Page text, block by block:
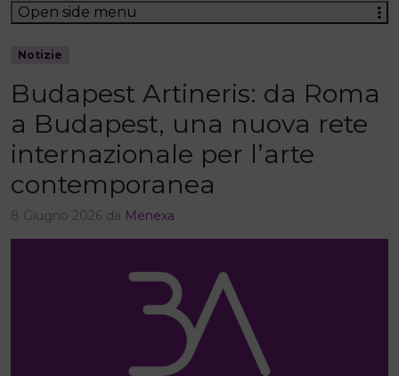
Notizie
Budapest Artineris: da Roma
a Budapest, una nuova rete
internazionale per l’arte
contemporanea
8 Giugno 2026 da Menexa
Open side menu